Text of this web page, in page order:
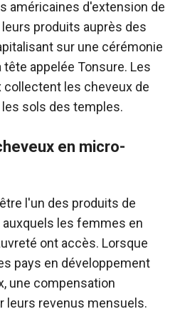
américaines d'extension de
produits auprès des
sur une cérémonie
tête appelée Tonsure. Les
les cheveux de
sols des temples.
en micro-
l'un des produits de
les femmes en
ont accès. Lorsque
pays en développement
une compensation
leurs revenus mensuels.